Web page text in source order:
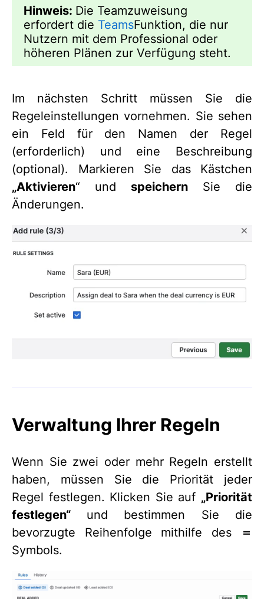
Hinweis: Die Teamzuweisung
erfordert die TeamsFunktion, die nur
Nutzern mit dem Professional oder
höheren Plänen zur Verfügung steht.
Im nächsten Schritt müssen Sie die
Regeleinstellungen vornehmen. Sie sehen
ein Feld für den Namen der Regel
(erforderlich) und eine Beschreibung
(optional). Markieren Sie das Kästchen
„Aktivieren“ und speichern Sie die
Änderungen.
Verwaltung Ihrer Regeln
Wenn Sie zwei oder mehr Regeln erstellt
haben, müssen Sie die Priorität jeder
Regel festlegen. Klicken Sie auf „Priorität
festlegen“ und bestimmen Sie die
bevorzugte Reihenfolge mithilfe des
＝
Symbols.